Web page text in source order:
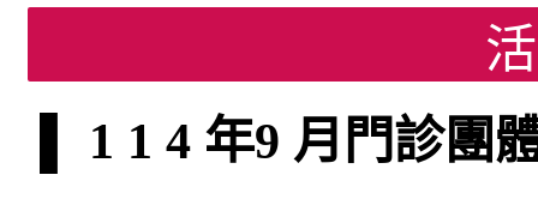
▌ 1 1 4 年9 月門診團